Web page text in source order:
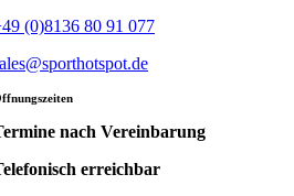
(0)8136 80 91 077
nach Vereinbarung
erreichbar